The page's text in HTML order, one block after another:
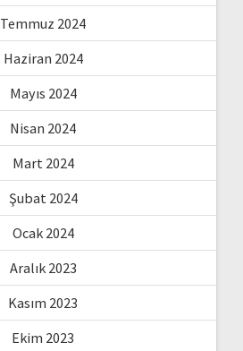
Temmuz 2024
Haziran 2024
Mayıs 2024
Nisan 2024
Mart 2024
Şubat 2024
Ocak 2024
Aralık 2023
Kasım 2023
Ekim 2023